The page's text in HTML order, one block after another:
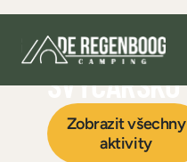
ČESKÉ
ŠVÝCARSKO
Zobrazit všechny
aktivity